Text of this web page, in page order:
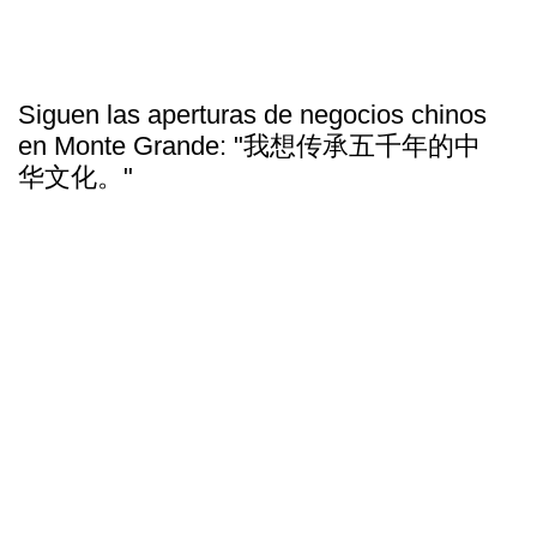
Siguen las aperturas de negocios chinos
en Monte Grande: "我想传承五千年的中
华文化。"